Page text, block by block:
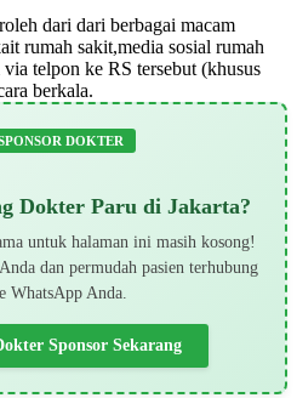
dari dari berbagai macam
rumah sakit,media sosial rumah
telpon ke RS tersebut (khusus
berkala.
DOKTER
Dokter Paru di Jakarta?
untuk halaman ini masih kosong!
dan permudah pasien terhubung
WhatsApp Anda.
Sponsor Sekarang